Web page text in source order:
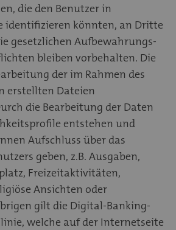
die den Benutzer in
identifizieren könnten, an Dritte
gesetzlichen Aufbewahrungs-
bleiben vorbehalten. Die
der im Rahmen des
erstellten Dateien
die Bearbeitung der Daten
entstehen und
Aufschluss über das
geben, z.B. Ausgaben,
Freizeitaktivitäten,
Ansichten oder
gilt die Digital-Banking-
welche auf der Internetseite